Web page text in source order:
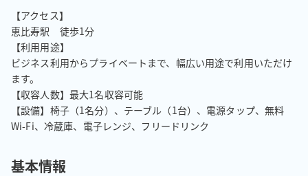
【アクセス】
恵比寿駅　徒歩1分
【利用用途】
ビジネス利用からプライベートまで、幅広い用途で利用いただけ
ます。
【収容人数】最大1名収容可能
【設備】椅子（1名分）、テーブル（1台）、電源タップ、無料
Wi-Fi、冷蔵庫、電子レンジ、フリードリンク
基本情報